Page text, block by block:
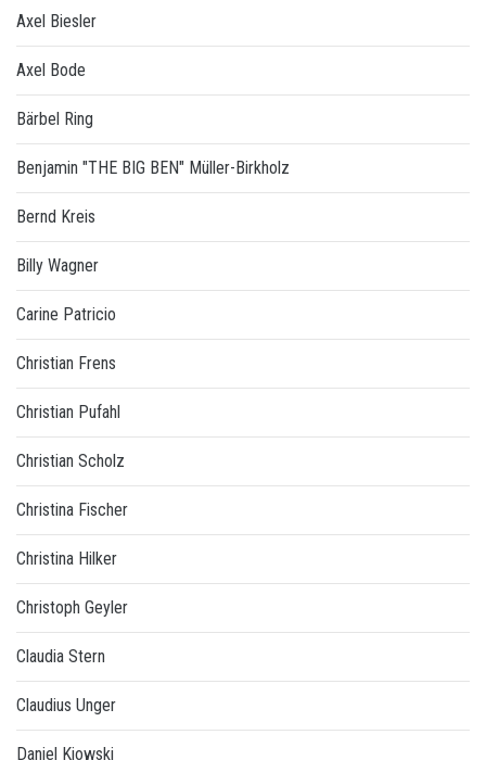
Axel Biesler
Axel Bode
Bärbel Ring
Benjamin "THE BIG BEN" Müller-Birkholz
Bernd Kreis
Billy Wagner
Carine Patricio
Christian Frens
Christian Pufahl
Christian Scholz
Christina Fischer
Christina Hilker
Christoph Geyler
Claudia Stern
Claudius Unger
Daniel Kiowski